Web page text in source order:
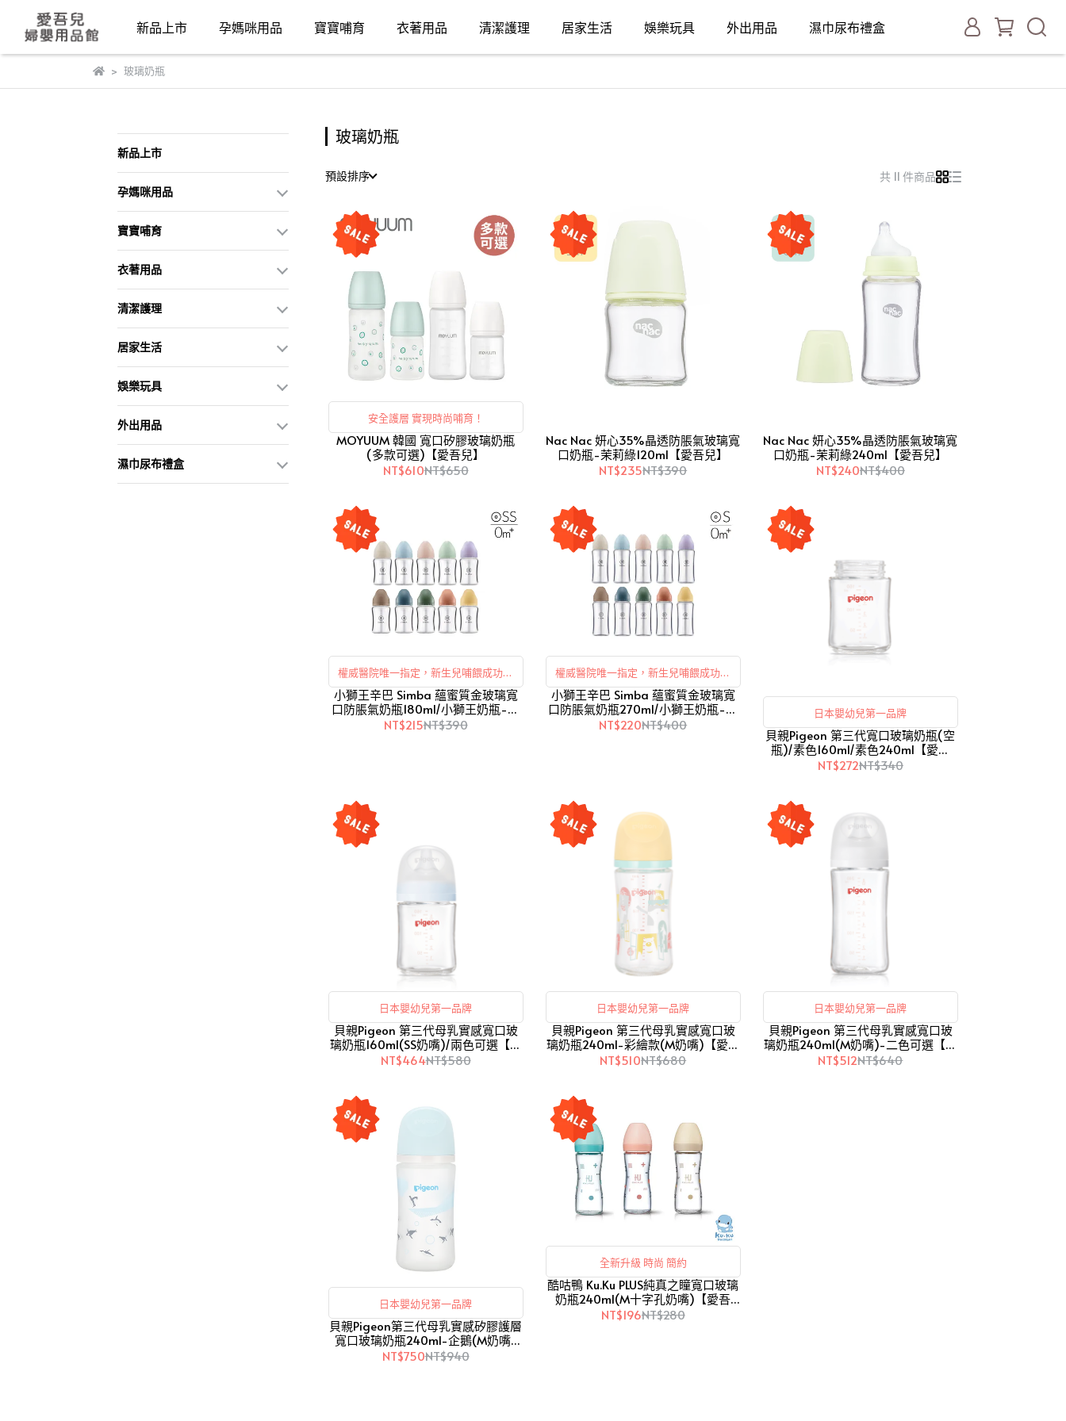
新品上市 孕媽咪用品 寶寶哺育 衣著用品 清潔護理 居家生活 娛樂玩具 外出用品 濕巾尿布禮盒
玻璃奶瓶
新品上市
孕媽咪用品
寶寶哺育
衣著用品
清潔護理
居家生活
娛樂玩具
外出用品
濕巾尿布禮盒
玻璃奶瓶
預設排序 共 11 件商品
安全護層 實現時尚哺育！
MOYUUM 韓國 寬口矽膠玻璃奶瓶
(多款可選)【愛吾兒】
NT$610NT$650
Nac Nac 妍心35%晶透防脹氣玻璃寬
口奶瓶-茉莉綠120ml【愛吾兒】
NT$235NT$390
Nac Nac 妍心35%晶透防脹氣玻璃寬
口奶瓶-茉莉綠240ml【愛吾兒】
NT$240NT$400
權威醫院唯一指定，新生兒哺餵成功率
高
小獅王辛巴 Simba 蘊蜜質金玻璃寬
口防脹氣奶瓶180ml/小獅王奶瓶-多
色可選【愛吾兒】
NT$215NT$390
權威醫院唯一指定，新生兒哺餵成功率
高
小獅王辛巴 Simba 蘊蜜質金玻璃寬
口防脹氣奶瓶270ml/小獅王奶瓶-多
色可選【愛吾兒】
NT$220NT$400
日本嬰幼兒第一品牌
貝親Pigeon 第三代寬口玻璃奶瓶(空
瓶)/素色160ml/素色240ml【愛吾
兒】
NT$272NT$340
日本嬰幼兒第一品牌
貝親Pigeon 第三代母乳實感寬口玻
璃奶瓶160ml(SS奶嘴)/兩色可選【愛
吾兒】
NT$464NT$580
日本嬰幼兒第一品牌
貝親Pigeon 第三代母乳實感寬口玻
璃奶瓶240ml-彩繪款(M奶嘴)【愛吾
兒】
NT$510NT$680
日本嬰幼兒第一品牌
貝親Pigeon 第三代母乳實感寬口玻
璃奶瓶240ml(M奶嘴)-二色可選【愛
吾兒】
NT$512NT$640
日本嬰幼兒第一品牌
貝親Pigeon第三代母乳實感矽膠護層
寬口玻璃奶瓶240ml-企鵝(M奶嘴)
【愛吾兒】
NT$750NT$940
全新升級 時尚 簡約
酷咕鴨 Ku.Ku PLUS純真之瞳寬口玻璃
奶瓶240ml(M十字孔奶嘴)【愛吾
兒】
NT$196NT$280